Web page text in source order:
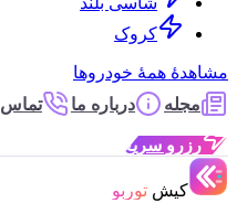
کروک
مشاهدهٔ همهٔ خودروها
مجله
درباره ما تماس
رزرو سریع
کیش توربو